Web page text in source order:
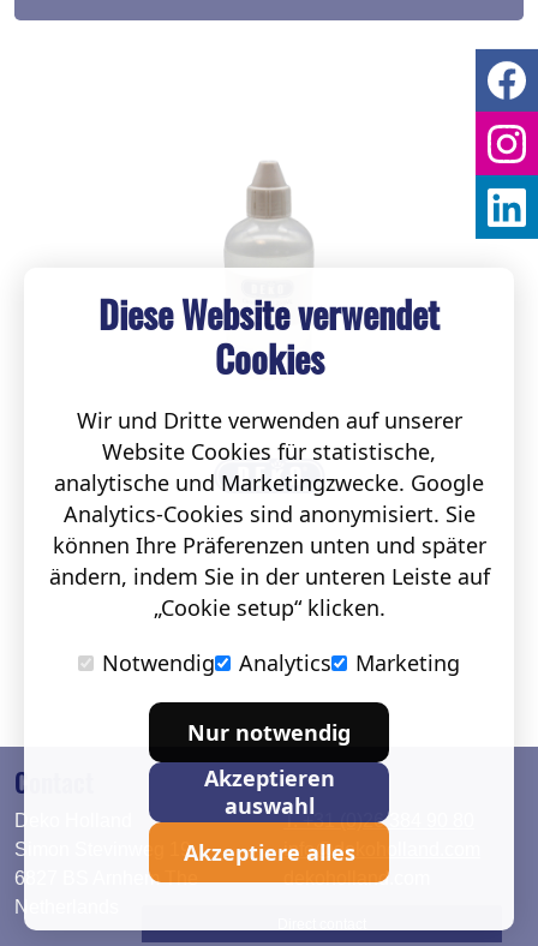
Contact
Deko Holland
Simon Stevinweg 19
6827 BS Arnhem The
Netherlands
T. +31 (0)26 384 90 80
info@dekoholland.com
dekoholland.com
Diese Website verwendet
Cookies
Wir und Dritte verwenden auf unserer
Website Cookies für statistische,
analytische und Marketingzwecke. Google
Analytics-Cookies sind anonymisiert. Sie
können Ihre Präferenzen unten und später
ändern, indem Sie in der unteren Leiste auf
„Cookie setup“ klicken.
Notwendig
Analytics Marketing
Nur notwendig
Akzeptieren
auswahl
Akzeptiere alles